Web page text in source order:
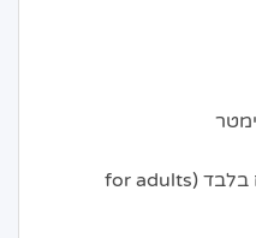
: מיועד למבוגרים בלבד (for adults